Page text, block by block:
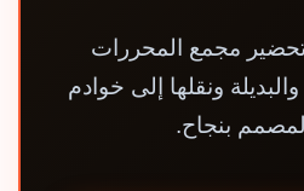
مجمع المحررات
والبديلة ونقلها إلى خوادم
بنجاح.